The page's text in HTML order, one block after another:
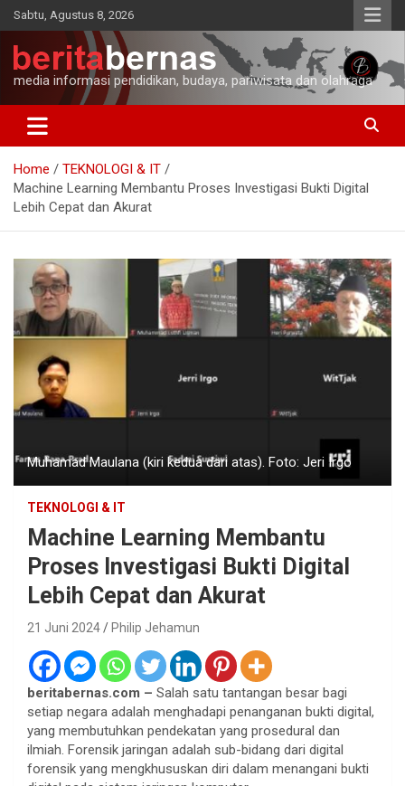
Skip
to
content
Sabtu, Agustus 8, 2026
media informasi pendidikan, budaya, pariwisata dan olahraga
Home
TEKNOLOGI & IT
Machine Learning Membantu Proses Investigasi Bukti Digital
Lebih Cepat dan Akurat
Muhamad Maulana (kiri kedua dari atas). Foto: Jeri Irgo
TEKNOLOGI & IT
Machine Learning Membantu
Proses Investigasi Bukti Digital
Lebih Cepat dan Akurat
21 Juni 2024 Philip Jehamun
beritabernas.com – Salah satu tantangan besar bagi
setiap negara adalah menghadapi penanganan bukti digital,
yang membutuhkan pendekatan yang prosedural dan
ilmiah. Forensik jaringan adalah sub-bidang dari digital
forensik yang mengkhususkan diri dalam menangani bukti